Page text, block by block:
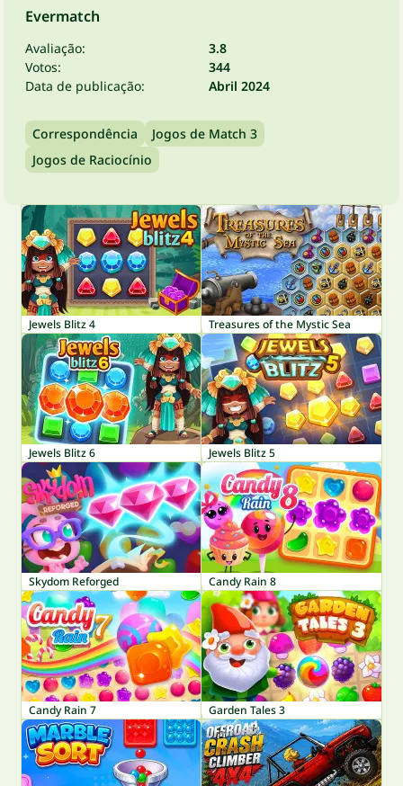
Evermatch
Avaliação:
3.8
Votos:
344
Data de publicação:
Abril 2024
Correspondência
Jogos de Match 3
Jogos de Raciocínio
Jewels Blitz 4 Treasures of the Mystic Sea
Jewels Blitz 6 Jewels Blitz 5
Skydom Reforged Candy Rain 8
Candy Rain 7 Garden Tales 3